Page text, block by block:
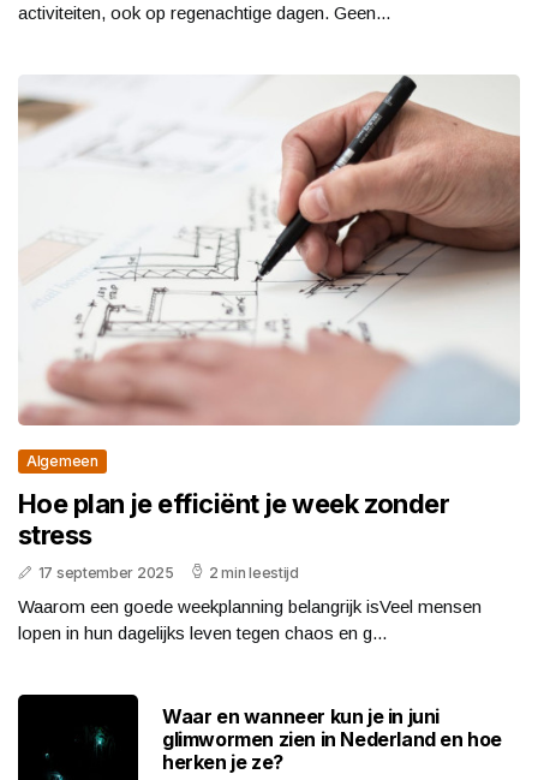
activiteiten, ook op regenachtige dagen. Geen...
Algemeen
Hoe plan je efficiënt je week zonder
stress
17 september 2025 2 min leestijd
Waarom een goede weekplanning belangrijk isVeel mensen
lopen in hun dagelijks leven tegen chaos en g...
Waar en wanneer kun je in juni
glimwormen zien in Nederland en hoe
herken je ze?